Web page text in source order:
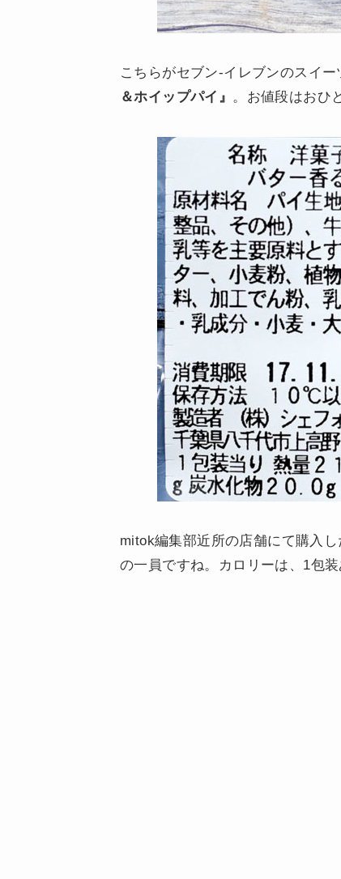
こちらがセブン-イレブンのスイ
＆ホイップパイ』 。お値段はおひ
mitok編集部近所の店舗にて購入
の一員ですね。カロリーは、1包